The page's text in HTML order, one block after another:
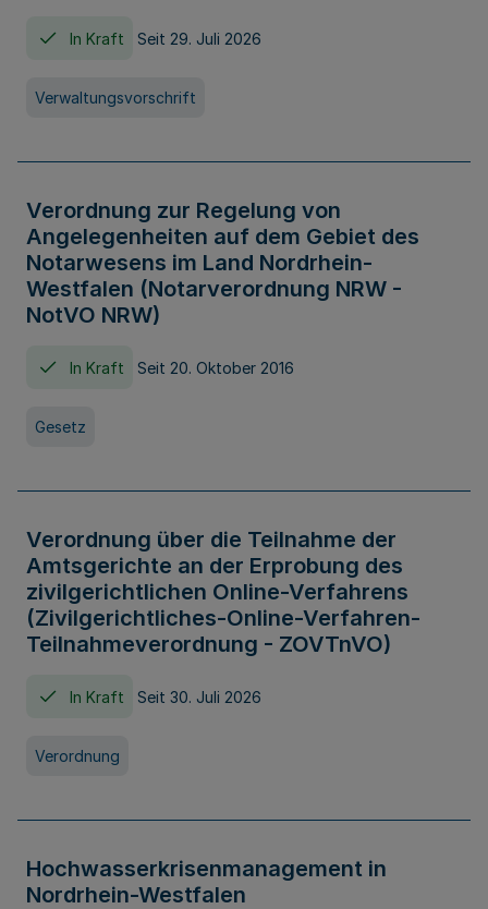
In Kraft Seit 29. Juli 2026
Verwaltungsvorschrift
Verordnung zur Regelung von
Angelegenheiten auf dem Gebiet des
Notarwesens im Land Nordrhein-
Westfalen (Notarverordnung NRW -
NotVO NRW)
In Kraft Seit 20. Oktober 2016
Gesetz
Verordnung über die Teilnahme der
Amtsgerichte an der Erprobung des
zivilgerichtlichen Online-Verfahrens
(Zivilgerichtliches-Online-Verfahren-
Teilnahmeverordnung - ZOVTnVO)
In Kraft Seit 30. Juli 2026
Verordnung
Hochwasserkrisenmanagement in
Nordrhein-Westfalen